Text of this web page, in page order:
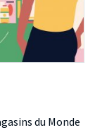
du Monde